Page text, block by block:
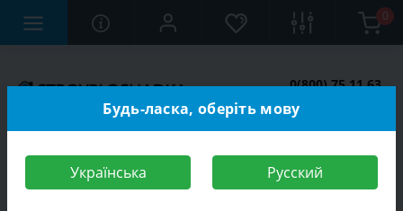
0
0(800) 75 11 63
Будь-ласка, оберіть мову
Українська Русский